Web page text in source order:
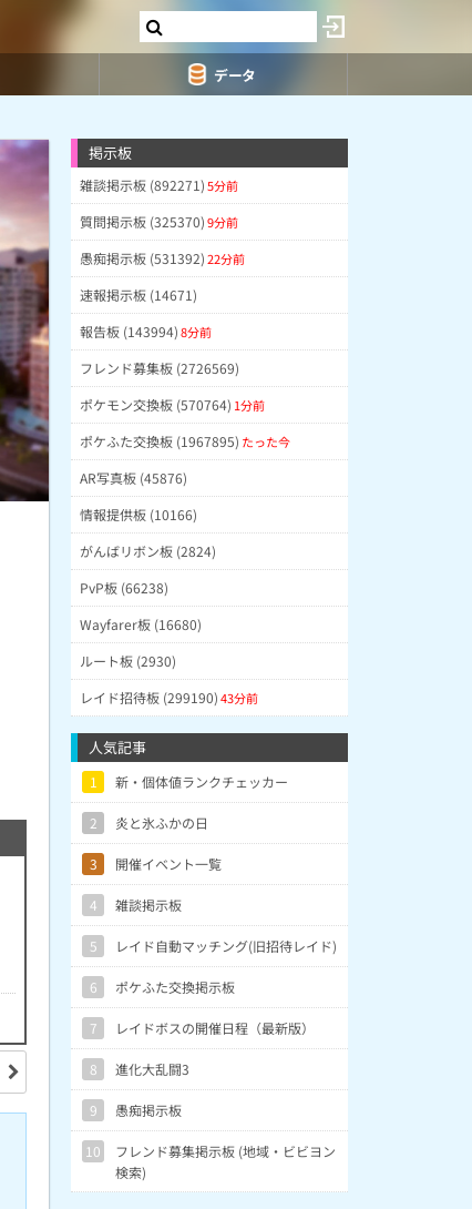
データ
掲示板
雑談掲示板 (892271)5分前
質問掲示板 (325370)9分前
愚痴掲示板 (531392)22分前
速報掲示板 (14671)
報告板 (143994)8分前
フレンド募集板 (2726569)
ポケモン交換板 (570764) 1分前
ポケふた交換板 (1967895) たった今
AR写真板 (45876)
情報提供板 (10166)
がんばリボン板 (2824)
PvP板 (66238)
Wayfarer板 (16680)
ルート板 (2930)
レイド招待板 (299190)43分前
人気記事
1 新・個体値ランクチェッカー
2 炎と氷ふかの日
3 開催イベント一覧
4 雑談掲示板
5 レイド自動マッチング(旧招待レイド)
6 ポケふた交換掲示板
7 レイドボスの開催日程（最新版）
8 進化大乱闘3
9 愚痴掲示板
10
フレンド募集掲示板 (地域・ビビヨン
検索)